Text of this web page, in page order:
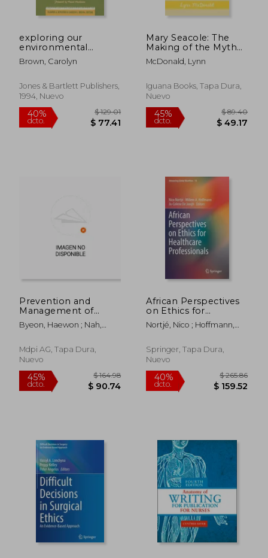
45%
dcto.
45%
dcto.
exploring our
environmental
connections (en
Inglés)
Brown, Carolyn
Jones & Bartlett Publishers,
1994, Nuevo
Mary Seacole: The
Making of the Myth
(en Inglés)
McDonald, Lynn
Iguana Books, Tapa Dura,
Nuevo
Prevention and
Management of
Frailty (en Inglés)
Byeon, Haewon ; Nah,
Mdpi AG, Tapa Dura,
Nuevo
African Perspectives
on Ethics for
Healthcare
Professionals (en
Nortjé, Nico ; Hoffmann,
Celene
Springer, Tapa Dura,
Nuevo